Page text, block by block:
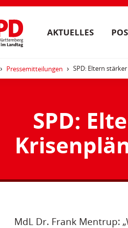
AKTUELLES
Pressemitteilungen SPD: Eltern
SPD:
MdL Dr. Frank Mentrup: